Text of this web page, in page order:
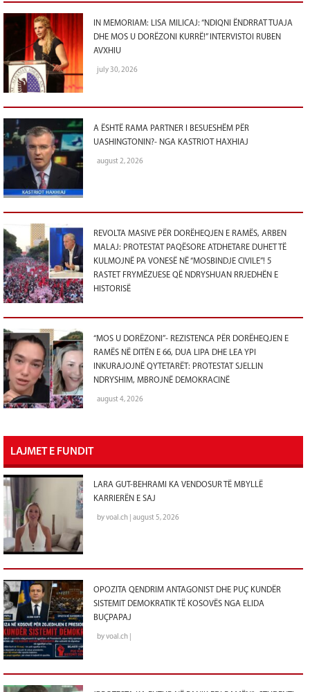
IN MEMORIAM: LISA MILICAJ: “NDIQNI ËNDRRAT TUAJA
DHE MOS U DORËZONI KURRË!” INTERVISTOI RUBEN
AVXHIU
july 30, 2026
A ËSHTË RAMA PARTNER I BESUESHËM PËR
UASHINGTONIN?- NGA KASTRIOT HAXHIAJ
august 2, 2026
REVOLTA MASIVE PËR DORËHEQJEN E RAMËS, ARBEN
MALAJ: PROTESTAT PAQËSORE ATDHETARE DUHET TË
KULMOJNË PA VONESË NË “MOSBINDJE CIVILE”! 5
RASTET FRYMËZUESE QË NDRYSHUAN RRJEDHËN E
HISTORISË
“MOS U DORËZONI”- REZISTENCA PËR DORËHEQJEN E
RAMËS NË DITËN E 66, DUA LIPA DHE LEA YPI
INKURAJOJNË QYTETARËT: PROTESTAT SJELLIN
NDRYSHIM, MBROJNË DEMOKRACINË
august 4, 2026
LAJMET E FUNDIT
LARA GUT-BEHRAMI KA VENDOSUR TË MBYLLË
KARRIERËN E SAJ
by voal.ch | august 5, 2026
OPOZITA QENDRIM ANTAGONIST DHE PUÇ KUNDËR
SISTEMIT DEMOKRATIK TË KOSOVËS NGA ELIDA
BUÇPAPAJ
by voal.ch |